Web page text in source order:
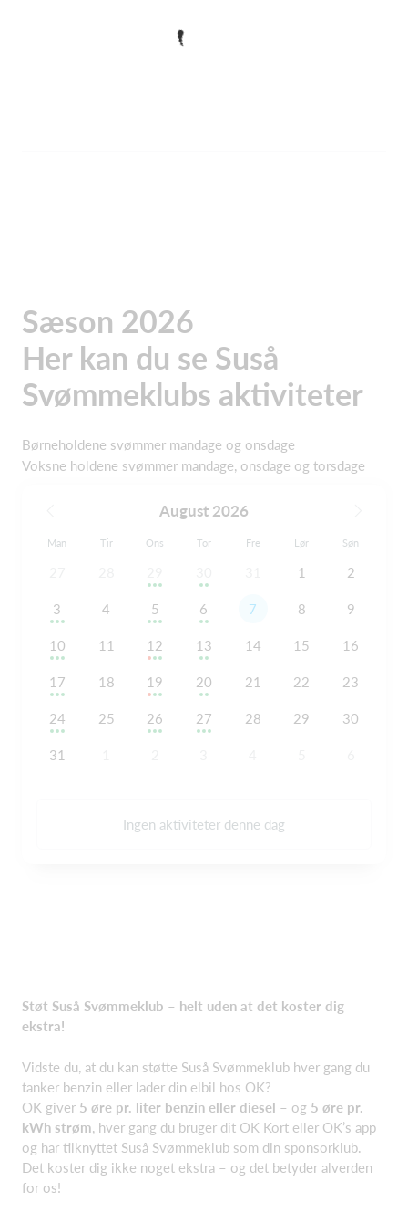
Sæson 2026
Her kan du se Suså
Svømmeklubs aktiviteter
Børneholdene svømmer mandage og onsdage
Voksne holdene svømmer mandage, onsdage og torsdage
August 2026
Man Tir Ons Tor Fre Lør Søn
1 2
3 4 5 6 7 8 9
10 11 12 13 14 15 16
17 18 19 20 21 22 23
24 25 26 27 28 29 30
31
Ingen aktiviteter denne dag
Støt Suså Svømmeklub – helt uden at det koster dig
ekstra!
Vidste du, at du kan støtte Suså Svømmeklub hver gang du
tanker benzin eller lader din elbil hos OK?
OK giver 5 øre pr. liter benzin eller diesel – og 5 øre pr.
kWh strøm, hver gang du bruger dit OK Kort eller OK’s app
og har tilknyttet Suså Svømmeklub som din sponsorklub.
Det koster dig ikke noget ekstra – og det betyder alverden
for os!